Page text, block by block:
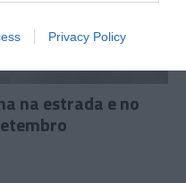
Privacy Policy
na estrada e no